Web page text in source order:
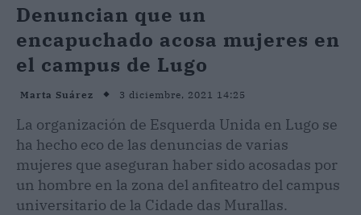
Denuncian que un
encapuchado acosa mujeres en
el campus de Lugo
Marta Suárez 3 diciembre, 2021 14:25
La organización de Esquerda Unida en Lugo se
ha hecho eco de las denuncias de varias
mujeres que aseguran haber sido acosadas por
un hombre en la zona del anfiteatro del campus
universitario de la Cidade das Murallas.